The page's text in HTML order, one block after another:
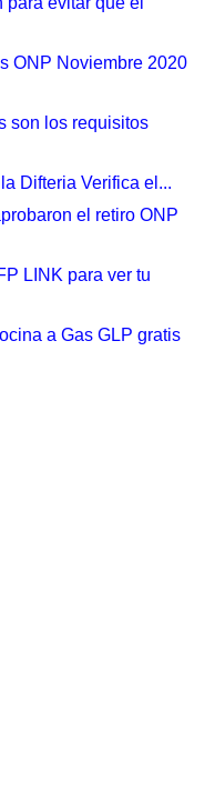
ONP Noviembre 2020
son los requisitos
Difteria Verifica el...
el retiro ONP
LINK para ver tu
a Gas GLP gratis